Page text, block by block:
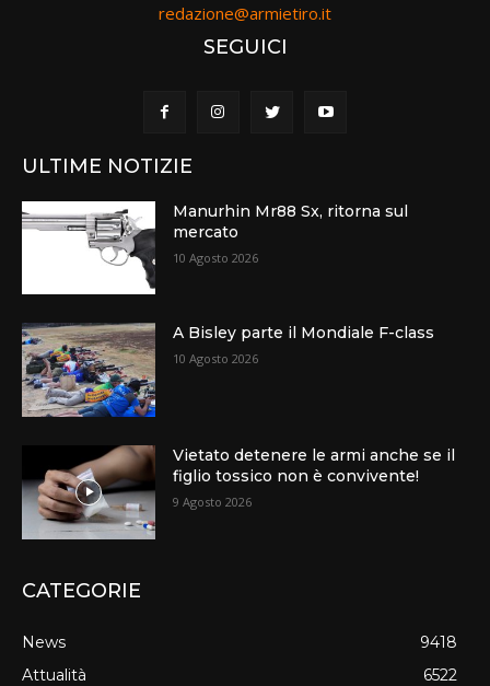
redazione@armietiro.it
SEGUICI
ULTIME NOTIZIE
Manurhin Mr88 Sx, ritorna sul
mercato
10 Agosto 2026
A Bisley parte il Mondiale F-class
10 Agosto 2026
Vietato detenere le armi anche se il
figlio tossico non è convivente!
9 Agosto 2026
CATEGORIE
News
9418
Attualità
6522